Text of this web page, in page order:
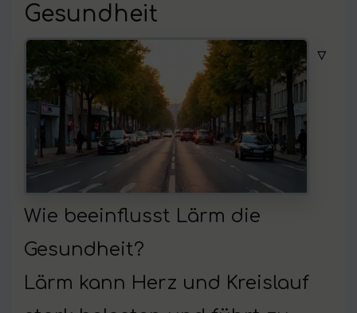
Gesundheit
▿
Wie beeinflusst Lärm die
Gesundheit?
Lärm kann Herz und Kreislauf